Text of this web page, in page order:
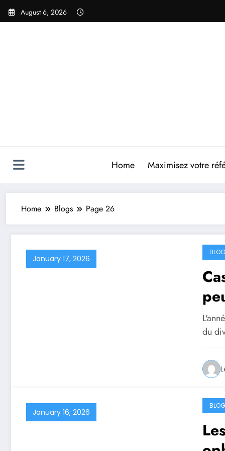
Skip
August 6, 2026
Home Maximisez votre
Home Blogs Page 26
January 17, 2026
du
January 16, 2026